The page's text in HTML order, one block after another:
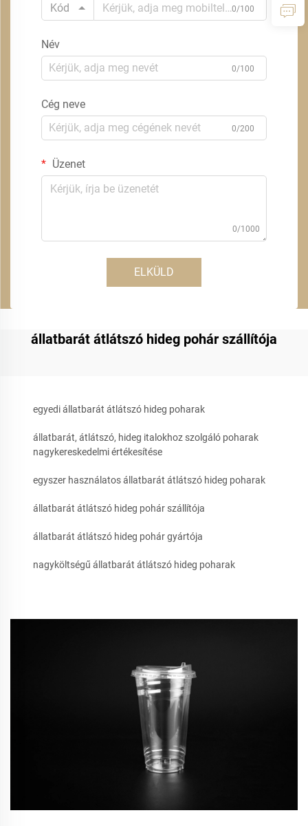
Kód
0/100
Név
0/100
Cég neve
0/200
Üzenet
0/1000
ELKÜLD
állatbarát átlátszó hideg pohár szállítója
egyedi állatbarát átlátszó hideg poharak
állatbarát, átlátszó, hideg italokhoz szolgáló poharak
nagykereskedelmi értékesítése
egyszer használatos állatbarát átlátszó hideg poharak
állatbarát átlátszó hideg pohár szállítója
állatbarát átlátszó hideg pohár gyártója
nagyköltségű állatbarát átlátszó hideg poharak